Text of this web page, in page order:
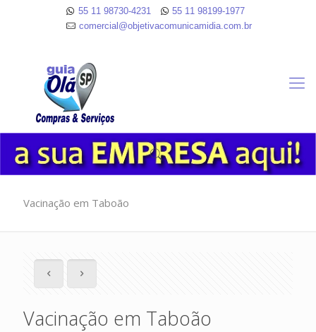
55 11 98730-4231
55 11 98199-1977
comercial@objetivacomunicamidia.com.br
Vacinação em Taboão
Vacinação em Taboão